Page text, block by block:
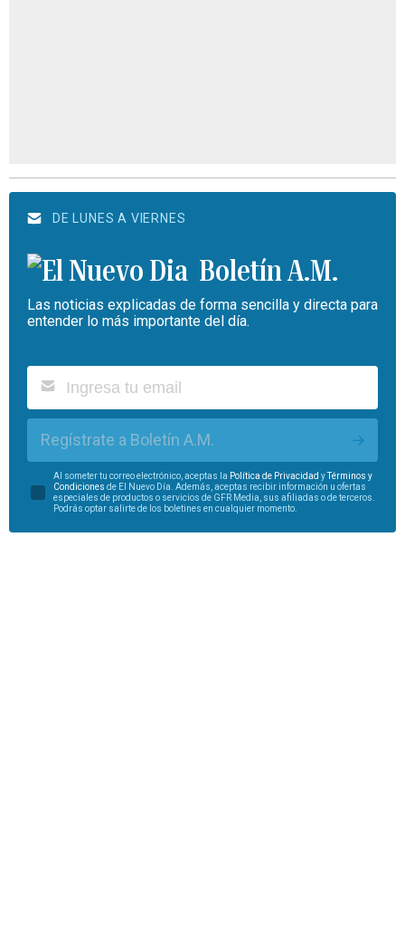
DE LUNES A VIERNES
Boletín A.M.
Las noticias explicadas de forma sencilla y directa para
entender lo más importante del día.
Regístrate a Boletín A.M.
Al someter tu correo electrónico, aceptas la Política de Privacidad yTérminos y
Condiciones de El Nuevo Día. Además, aceptas recibir información u ofertas
especiales de productos o servicios de GFR Media, sus afiliadas o de terceros.
Podrás optar salirte de los boletines en cualquier momento.